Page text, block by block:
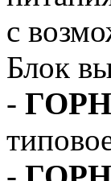
с
Блок
-